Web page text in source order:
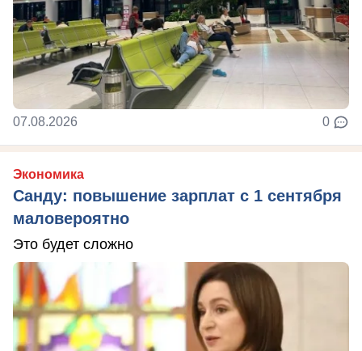
07.08.2026 0
Экономика
Санду: повышение зарплат с 1 сентября
маловероятно
Это будет сложно